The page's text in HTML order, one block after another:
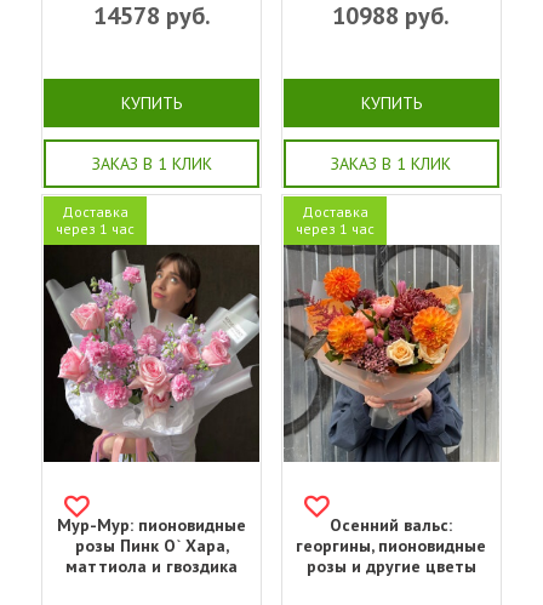
14578 руб.
КУПИТЬ
ЗАКАЗ В 1 КЛИК
10988 руб.
КУПИТЬ
ЗАКАЗ В 1 КЛИК
Доставка
через 1 час
Мур-Мур: пионовидные
розы Пинк О` Хара,
маттиола и гвоздика
Доставка
через 1 час
Осенний вальс:
георгины, пионовидные
розы и другие цветы